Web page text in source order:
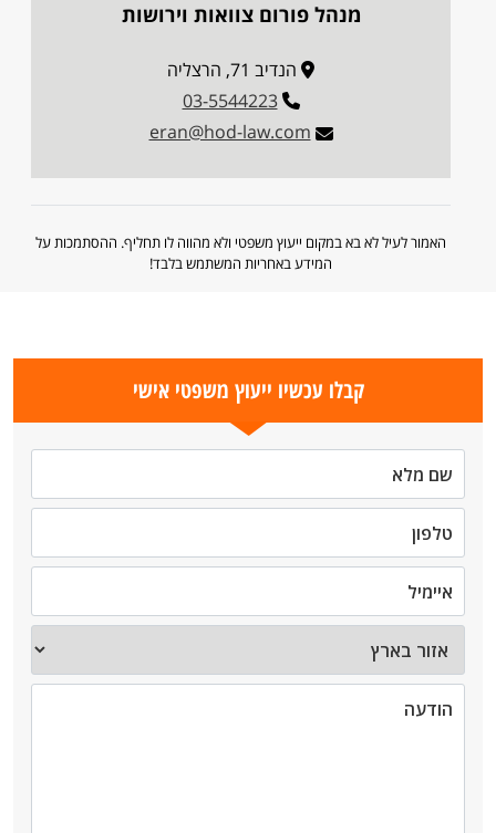
מנהל פורום צוואות וירושות
הנדיב 71, הרצליה
03-5544223
eran@hod-law.com
האמור לעיל לא בא במקום ייעוץ משפטי ולא מהווה לו תחליף. ההסתמכות על
המידע באחריות המשתמש בלבד!
קבלו עכשיו ייעוץ משפטי אישי